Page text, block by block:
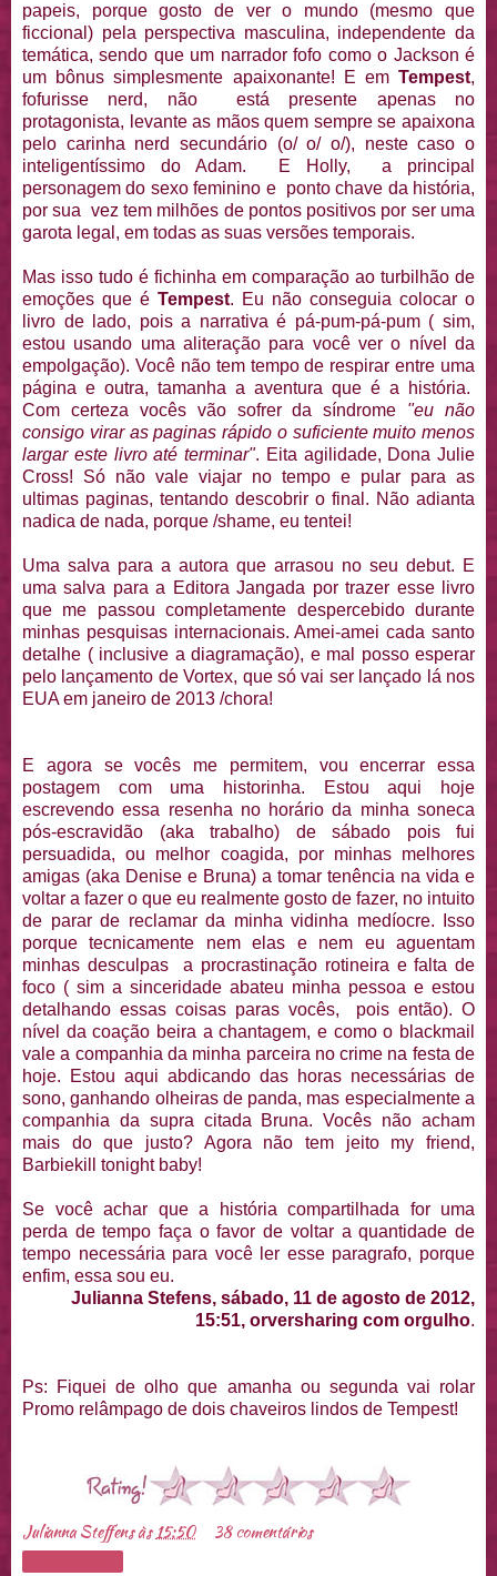
papeis, porque gosto de ver o mundo (mesmo que
ficcional) pela perspectiva masculina, independente da
temática, sendo que um narrador fofo como o Jackson é
um bônus simplesmente apaixonante! E em Tempest,
fofurisse nerd, não está presente apenas no
protagonista, levante as mãos quem sempre se apaixona
pelo carinha nerd secundário (o/ o/ o/), neste caso o
inteligentíssimo do Adam. E Holly, a principal
personagem do sexo feminino e ponto chave da história,
por sua vez tem milhões de pontos positivos por ser uma
garota legal, em todas as suas versões temporais.
Mas isso tudo é fichinha em comparação ao turbilhão de
emoções que é Tempest. Eu não conseguia colocar o
livro de lado, pois a narrativa é pá-pum-pá-pum ( sim,
estou usando uma aliteração para você ver o nível da
empolgação). Você não tem tempo de respirar entre uma
página e outra, tamanha a aventura que é a história.
Com certeza vocês vão sofrer da síndrome "eu não
consigo virar as paginas rápido o suficiente muito menos
largar este livro até terminar". Eita agilidade, Dona Julie
Cross! Só não vale viajar no tempo e pular para as
ultimas paginas, tentando descobrir o final. Não adianta
nadica de nada, porque /shame, eu tentei!
Uma salva para a autora que arrasou no seu debut. E
uma salva para a Editora Jangada por trazer esse livro
que me passou completamente despercebido durante
minhas pesquisas internacionais. Amei-amei cada santo
detalhe ( inclusive a diagramação), e mal posso esperar
pelo lançamento de Vortex, que só vai ser lançado lá nos
EUA em janeiro de 2013 /chora!
E agora se vocês me permitem, vou encerrar essa
postagem com uma historinha. Estou aqui hoje
escrevendo essa resenha no horário da minha soneca
pós-escravidão (aka trabalho) de sábado pois fui
persuadida, ou melhor coagida, por minhas melhores
amigas (aka Denise e Bruna) a tomar tenência na vida e
voltar a fazer o que eu realmente gosto de fazer, no intuito
de parar de reclamar da minha vidinha medíocre. Isso
porque tecnicamente nem elas e nem eu aguentam
minhas desculpas a procrastinação rotineira e falta de
foco ( sim a sinceridade abateu minha pessoa e estou
detalhando essas coisas paras vocês, pois então). O
nível da coação beira a chantagem, e como o blackmail
vale a companhia da minha parceira no crime na festa de
hoje. Estou aqui abdicando das horas necessárias de
sono, ganhando olheiras de panda, mas especialmente a
companhia da supra citada Bruna. Vocês não acham
mais do que justo? Agora não tem jeito my friend,
Barbiekill tonight baby!
Se você achar que a história compartilhada for uma
perda de tempo faça o favor de voltar a quantidade de
tempo necessária para você ler esse paragrafo, porque
enfim, essa sou eu.
Julianna Stefens, sábado, 11 de agosto de 2012,
15:51, orversharing com orgulho.
Ps: Fiquei de olho que amanha ou segunda vai rolar
Promo relâmpago de dois chaveiros lindos de Tempest!
Julianna Steffensàs 15:50 38 comentários